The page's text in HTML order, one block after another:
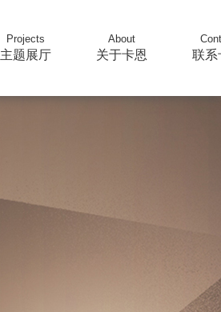
Projects
主题展厅
About
关于卡恩 联系